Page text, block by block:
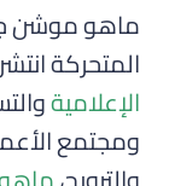
ماهو موشن
المتحركة
الإعلامية
ومجتمع